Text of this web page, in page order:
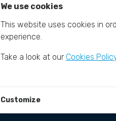
We use cookies
This website uses cookies in
experience.
Take a look at our Cookies
Customize